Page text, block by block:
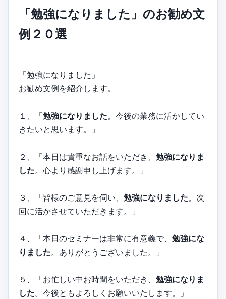
「勉強になりました」のお勧め文
例２０選
「勉強になりました」
お勧め文例を紹介します。
１、「勉強になりました。今後の業務に活かしてい
きたいと思います。」
２、「本日は貴重なお話をいただき、 勉強になりま
した。心より感謝申し上げます。」
３、「皆様のご意見を伺い、 勉強になりました。次
回に活かさせていただきます。」
４、「本日のセミナーは非常に有意義で、 勉強にな
りました。ありがとうございました。」
５、「お忙しい中お時間をいただき、 勉強になりま
した。今後ともよろしくお願いいたします。」